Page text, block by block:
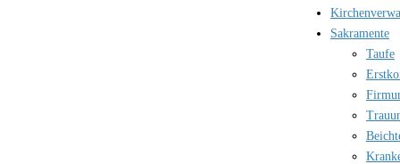
Sakramente
Taufe